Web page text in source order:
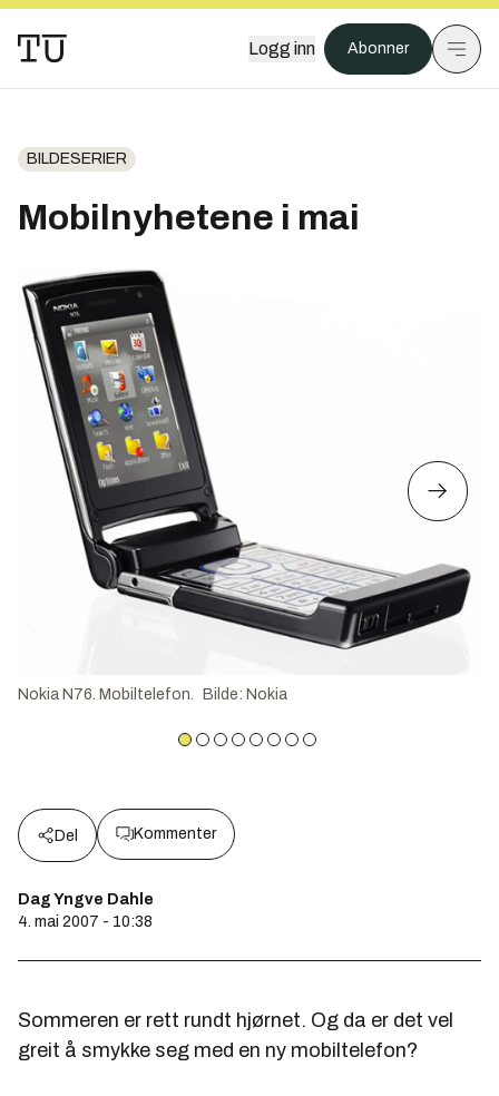
Logg inn Abonner
BILDESERIER
Mobilnyhetene i mai
Nokia N76. Mobiltelefon. Bilde: Nokia
Del Kommenter
Dag Yngve Dahle
4. mai 2007 - 10:38
Sommeren er rett rundt hjørnet. Og da er det vel
greit å smykke seg med en ny mobiltelefon?